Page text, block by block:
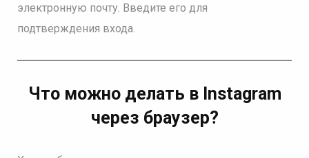
электронную почту. Введите его для
подтверждения входа.
Что можно делать в Instagram
через браузер?